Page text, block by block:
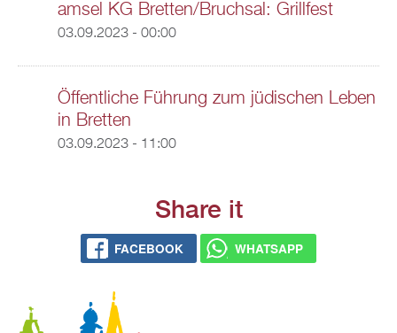
amsel KG Bretten/Bruchsal: Grillfest
03.09.2023 - 00:00
Öffentliche Führung zum jüdischen Leben
in Bretten
03.09.2023 - 11:00
Share it
FACEBOOK WHATSAPP